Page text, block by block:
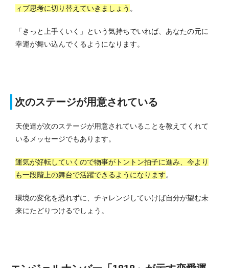
ィブ思考に切り替えていきましょう 。
「きっと上手くいく」という気持ちでいれば、あなたの元に
幸運が舞い込んでくるようになります。
次のステージが用意されている
天使達が次のステージが用意されていることを教えてくれて
いるメッセージでもあります。
運気が好転していくので物事がトントン拍子に進み、今より
も一段階上の舞台で活躍できるようになります。
環境の変化を恐れずに、チャレンジしていけば自分が望む未
来にたどりつけるでしょう。